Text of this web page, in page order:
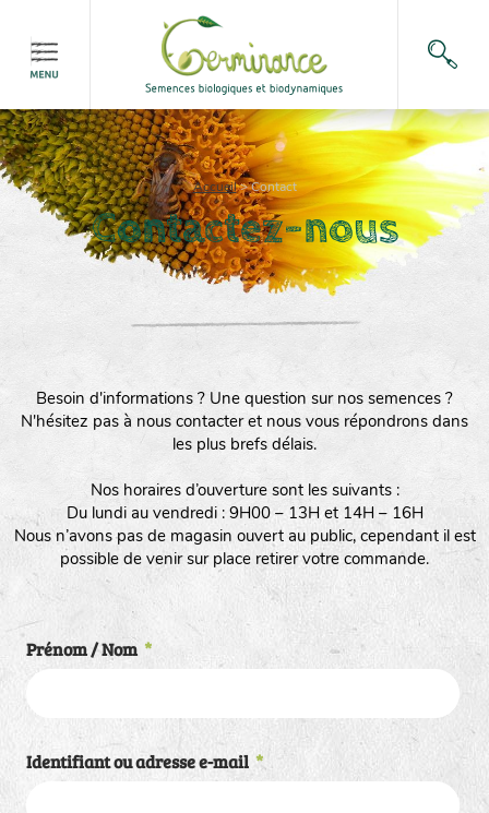
Accueil>Contact
Contactez-nous
Besoin d'informations ? Une question sur nos semences ?
N'hésitez pas à nous contacter et nous vous répondrons dans
les plus brefs délais.
Nos horaires d’ouverture sont les suivants :
Du lundi au vendredi : 9H00 – 13H et 14H – 16H
Nous n’avons pas de magasin ouvert au public, cependant il est
possible de venir sur place retirer votre commande.
Prénom / Nom *
Identifiant ou adresse e-mail *